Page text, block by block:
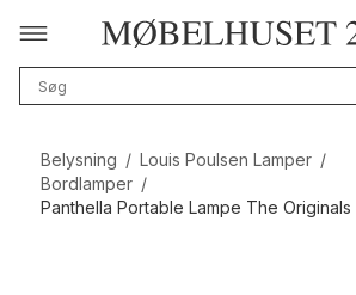
Belysning / Louis Poulsen Lamper /
Bordlamper /
Panthella Portable Lampe The Originals